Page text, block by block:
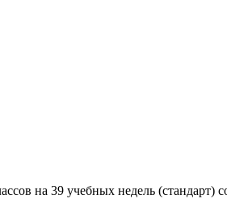
на 39 учебных недель (стандарт)